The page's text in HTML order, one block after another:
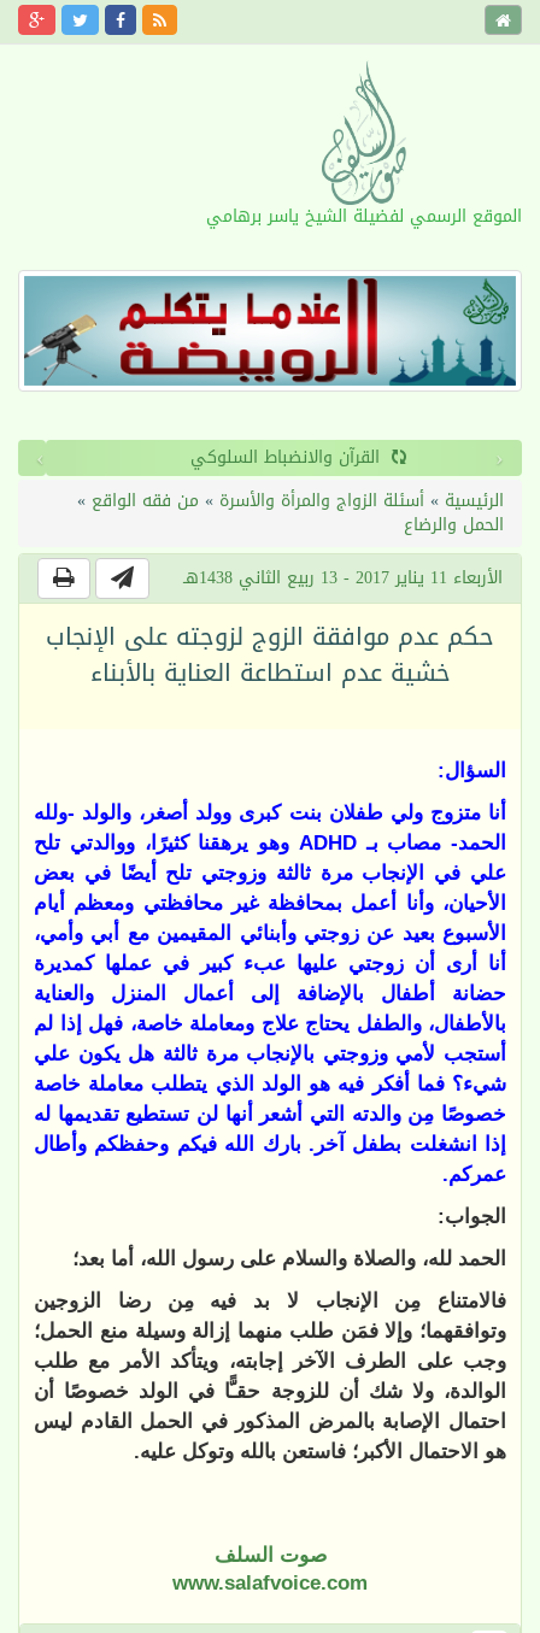
الموقع الرسمي لفضيلة الشيخ ياسر برهامي
القرآن والانضباط السلوكي ‹
›
الرئيسية »أسئلة الزواج والمرأة والأسرة » من فقه الواقع »
الحمل والرضاع
الأربعاء 11 يناير 2017 - 13 ربيع الثاني 1438هـ
حكم عدم موافقة الزوج لزوجته على الإنجاب
خشية عدم استطاعة العناية بالأبناء
السؤال:
أنا متزوج ولي طفلان بنت كبرى وولد أصغر، والولد -ولله
الحمد- مصاب بـADHD وهو يرهقنا كثيرًا، ووالدتي تلح
علي في الإنجاب مرة ثالثة وزوجتي تلح أيضًا في بعض
الأحيان، وأنا أعمل بمحافظة غير محافظتي ومعظم أيام
الأسبوع بعيد عن زوجتي وأبنائي المقيمين مع أبي وأمي،
أنا أرى أن زوجتي عليها عبء كبير في عملها كمديرة
حضانة أطفال بالإضافة إلى أعمال المنزل والعناية
بالأطفال، والطفل يحتاج علاج ومعاملة خاصة، فهل إذا لم
أستجب لأمي وزوجتي بالإنجاب مرة ثالثة هل يكون علي
شيء؟ فما أفكر فيه هو الولد الذي يتطلب معاملة خاصة
خصوصًا مِن والدته التي أشعر أنها لن تستطيع تقديمها له
إذا انشغلت بطفل آخر. بارك الله فيكم وحفظكم وأطال
عمركم.
الجواب:
الحمد لله، والصلاة والسلام على رسول الله، أما بعد؛
فالامتناع مِن الإنجاب لا بد فيه مِن رضا الزوجين
وتوافقهما؛ وإلا فمَن طلب منهما إزالة وسيلة منع الحمل؛
وجب على الطرف الآخر إجابته، ويتأكد الأمر مع طلب
الوالدة، ولا شك أن للزوجة حقـًّا في الولد خصوصًا أن
احتمال الإصابة بالمرض المذكور في الحمل القادم ليس
هو الاحتمال الأكبر؛ فاستعن بالله وتوكل عليه.
صوت السلف
www.salafvoice.com